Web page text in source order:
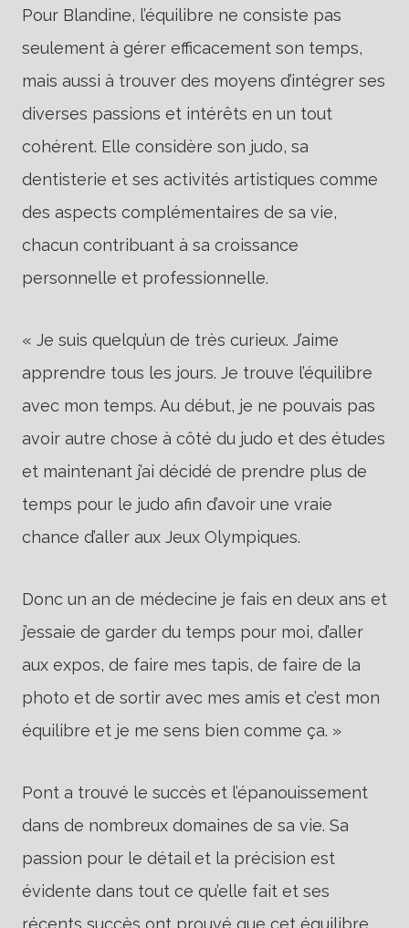
Pour Blandine, l’équilibre ne consiste pas
seulement à gérer efficacement son temps,
mais aussi à trouver des moyens d’intégrer ses
diverses passions et intérêts en un tout
cohérent. Elle considère son judo, sa
dentisterie et ses activités artistiques comme
des aspects complémentaires de sa vie,
chacun contribuant à sa croissance
personnelle et professionnelle.
« Je suis quelqu’un de très curieux. J’aime
apprendre tous les jours. Je trouve l’équilibre
avec mon temps. Au début, je ne pouvais pas
avoir autre chose à côté du judo et des études
et maintenant j’ai décidé de prendre plus de
temps pour le judo afin d’avoir une vraie
chance d’aller aux Jeux Olympiques.
Donc un an de médecine je fais en deux ans et
j’essaie de garder du temps pour moi, d’aller
aux expos, de faire mes tapis, de faire de la
photo et de sortir avec mes amis et c’est mon
équilibre et je me sens bien comme ça. »
Pont a trouvé le succès et l’épanouissement
dans de nombreux domaines de sa vie. Sa
passion pour le détail et la précision est
évidente dans tout ce qu’elle fait et ses
récents succès ont prouvé que cet équilibre